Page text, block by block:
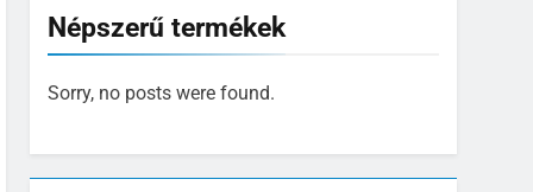
Népszerű termékek
Sorry, no posts were found.